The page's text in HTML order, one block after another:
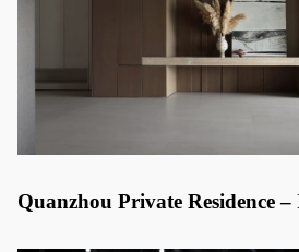
Quanzhou Private Residence